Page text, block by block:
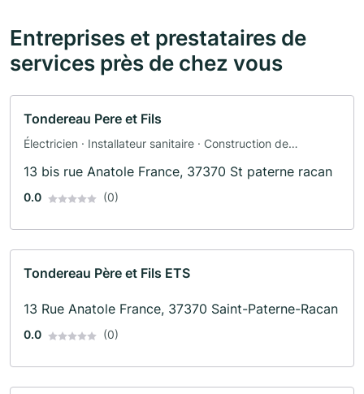
Entreprises et prestataires de
services près de chez vous
Tondereau Pere et Fils
Électricien · Installateur sanitaire · Construction de
13 bis rue Anatole France, 37370 St paterne racan
0.0 (0)
Tondereau Père et Fils ETS
13 Rue Anatole France, 37370 Saint-Paterne-Racan
0.0 (0)